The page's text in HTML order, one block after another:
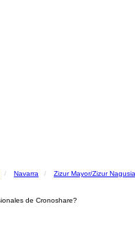
Navarra Zizur Mayor/Zizur
de Cronoshare?